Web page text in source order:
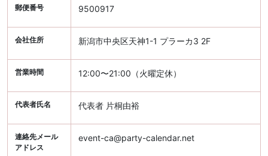
郵便番号 9500917
会社住所 新潟市中央区天神1-1 プラーカ3 2F
営業時間 12:00〜21:00（火曜定休）
代表者氏名 代表者 片桐由裕
連絡先メール
アドレス
event-ca@party-calendar.net